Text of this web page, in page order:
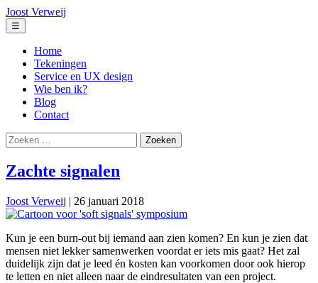
Ga
naar
de
inhoud
Joost Verweij
☰
Home
Tekeningen
Service en UX design
Wie ben ik?
Blog
Contact
Zoeken
naar:
Zachte signalen
Joost Verweij | 26 januari 2018
Kun je een burn-out bij iemand aan zien komen? En kun je zien dat
mensen niet lekker samenwerken voordat er iets mis gaat? Het zal
duidelijk zijn dat je leed én kosten kan voorkomen door ook hierop
te letten en niet alleen naar de eindresultaten van een project.